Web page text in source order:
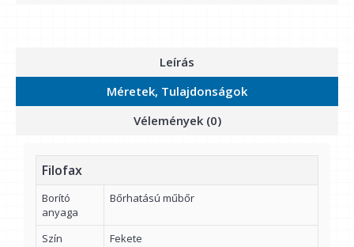
Leírás
Méretek, Tulajdonságok
Vélemények (0)
Filofax
Borító
anyaga
Bőrhatású műbőr
Szín
Fekete